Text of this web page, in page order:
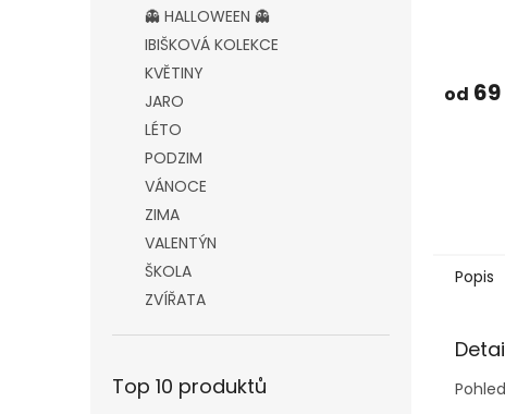
👻 HALLOWEEN 👻
IBIŠKOVÁ KOLEKCE
KVĚTINY
JARO
LÉTO
PODZIM
VÁNOCE
ZIMA
VALENTÝN
ŠKOLA
ZVÍŘATA
Top 10 produktů
od
Popis